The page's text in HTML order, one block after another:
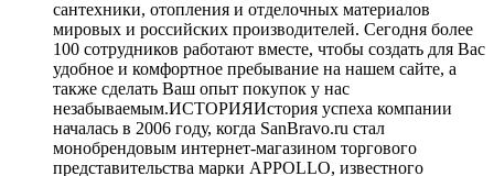
сантехники, отопления и отделочных материалов
мировых и российских производителей. Сегодня более
100 сотрудников работают вместе, чтобы создать для Вас
удобное и комфортное пребывание на нашем сайте, а
также сделать Ваш опыт покупок у нас
незабываемым.ИСТОРИЯИстория успеха компании
началась в 2006 году, когда SanBravo.ru стал
монобрендовым интернет-магазином торгового
представительства марки APPOLLO, известного